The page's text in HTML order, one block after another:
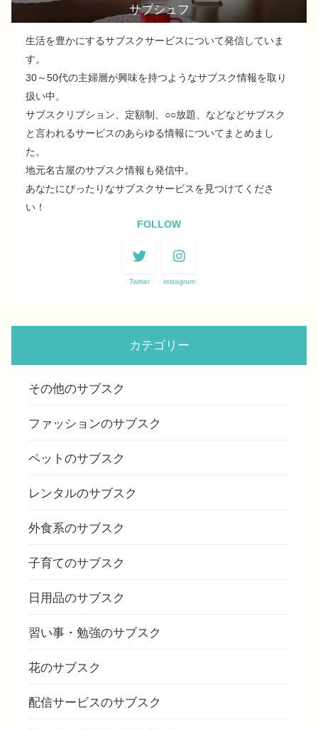
サブシュフ
生活を豊かにするサブスクサービスについて発信していま
す。
30～50代の主婦層が興味を持つようなサブスク情報を取り
扱い中。
サブスクリプション、定額制、○○放題、などなどサブスク
と言われるサービスのあらゆる情報についてまとめまし
た。
地元名古屋のサブスク情報も発信中。
あなたにぴったりなサブスクサービスを見つけてくださ
い！
FOLLOW
Twitter instagram
カテゴリー
その他のサブスク
ファッションのサブスク
ペットのサブスク
レンタルのサブスク
外食系のサブスク
子育てのサブスク
日用品のサブスク
習い事・勉強のサブスク
花のサブスク
配信サービスのサブスク